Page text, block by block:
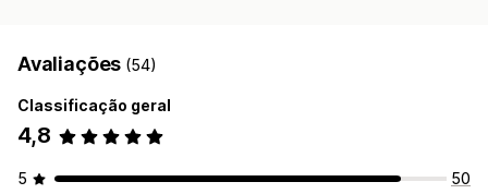
Avaliações (54)
Classificação geral
4,8
5
50